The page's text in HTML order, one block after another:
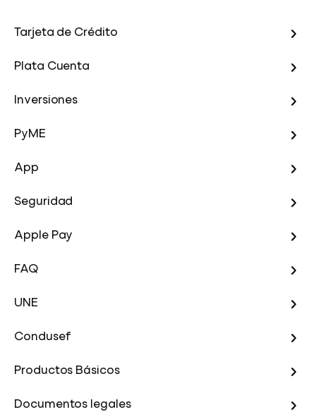
Tarjeta de Crédito
Plata Cuenta
Inversiones
PyME
App
Seguridad
Apple Pay
FAQ
UNE
Condusef
Productos Básicos
Documentos legales